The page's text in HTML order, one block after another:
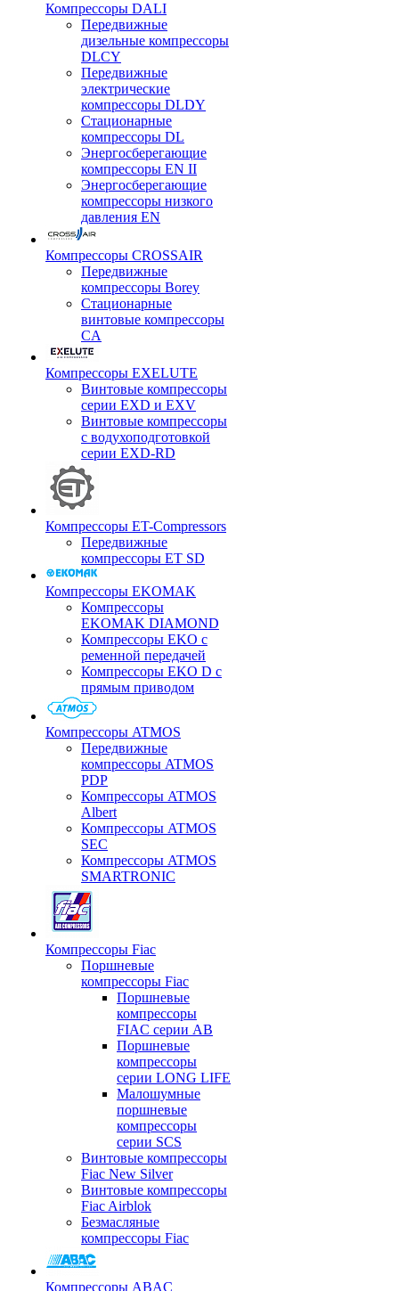
Компрессоры DALI
Передвижные
дизельные компрессоры
DLCY
Передвижные
электрические
компрессоры DLDY
Стационарные
компрессоры DL
Энергосберегающие
компрессоры EN II
Энергосберегающие
компрессоры низкого
давления EN
Компрессоры CROSSAIR
Передвижные
компрессоры Borey
Стационарные
винтовые компрессоры
CA
Компрессоры EXELUTE
Винтовые компрессоры
серии EXD и EXV
Винтовые компрессоры
с водухоподготовкой
серии EXD-RD
Компрессоры ET-Compressors
Передвижные
компрессоры ET SD
Компрессоры EKOMAK
Компрессоры
EKOMAK DIAMOND
Компрессоры EKO c
ременной передачей
Компрессоры EKO D с
прямым приводом
Компрессоры ATMOS
Передвижные
компрессоры ATMOS
PDP
Компрессоры ATMOS
Albert
Компрессоры ATMOS
SEC
Компрессоры ATMOS
SMARTRONIC
Компрессоры Fiac
Поршневые
компрессоры Fiac
Поршневые
компрессоры
FIAC серии AB
Поршневые
компрессоры
серии LONG LIFE
Малошумные
поршневые
компрессоры
серии SCS
Винтовые компрессоры
Fiac New Silver
Винтовые компрессоры
Fiac Airblok
Безмасляные
компрессоры Fiac
Компрессоры ABAC